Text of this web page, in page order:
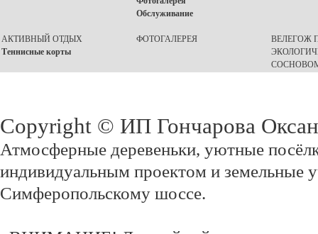
Обслуживание
АКТИВНЫЙ ОТДЫХ
Теннисные корты
ФОТОГАЛЕРЕЯ
ВЕЛЕГОЖ
Copyright © ИП Гончарова
Атмосферные деревеньки, уютные
индивидуальным проектом и земельные
Симферопольскому шоссе.